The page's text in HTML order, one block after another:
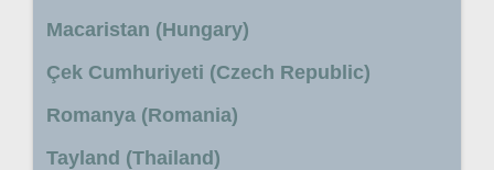
Macaristan (Hungary)
Çek Cumhuriyeti (Czech Republic)
Romanya (Romania)
Tayland (Thailand)